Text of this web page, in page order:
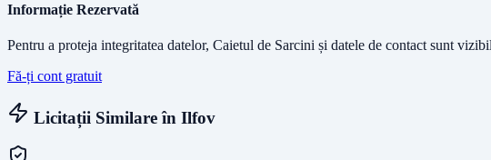
Informație Rezervată
Pentru a proteja integritatea datelor, Caietul de Sarcini și datele de contact sunt
Fă-ți cont gratuit
Licitații Similare în Ilfov